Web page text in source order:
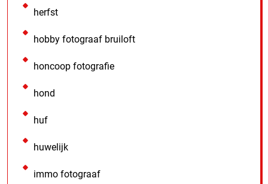
herfst
hobby fotograaf bruiloft
honcoop fotografie
hond
huf
huwelijk
immo fotograaf